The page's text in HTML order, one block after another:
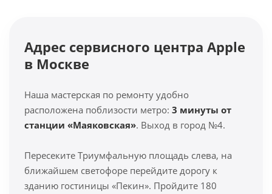
Адрес сервисного центра Apple
в Москве
Наша мастерская по ремонту удобно
расположена поблизости метро: 3 минуты от
станции «Маяковская». Выход в город №4.
Пересеките Триумфальную площадь слева, на
ближайшем светофоре перейдите дорогу к
зданию гостиницы «Пекин». Пройдите 180